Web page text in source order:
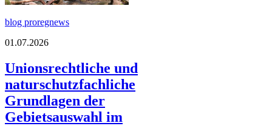
blog proregnews
01.07.2026
Unionsrechtliche und
naturschutzfachliche
Grundlagen der
Gebietsauswahl im